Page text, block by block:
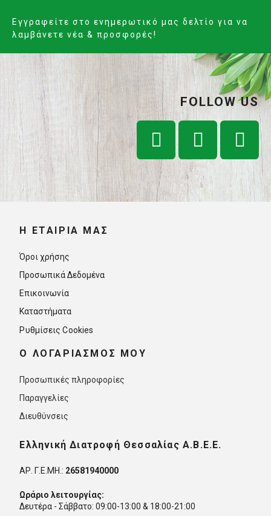
Εγγραφείτε στο ενημερωτικό μας δελτίο για να
λαμβάνετε νέα & προσφορές!
FOLLOW US
Η ΕΤΑΙΡΊΑ ΜΑΣ
Όροι χρήσης
Προσωπικά Δεδομένα
Επικοινωνία
Καταστήματα
Ρυθμίσεις Cookies
O ΛΟΓΑΡΙΑΣΜΟΣ ΜΟΥ
Προσωπικές πληροφορίες
Παραγγελίες
Διευθύνσεις
Ελληνική Διατροφή Θεσσαλίας Α.Β.Ε.Ε.
ΑΡ. Γ.Ε.ΜΗ.: 26581940000
Ωράριο λειτουργίας:
Δευτέρα - Σάββατο: 09:00-13:00 & 18:00-21:00